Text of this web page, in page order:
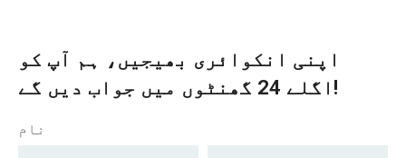
اپنی انکوائری بھیجیں، ہم آپ کو
اگلے 24 گھنٹوں میں جواب دیں گے!
نام